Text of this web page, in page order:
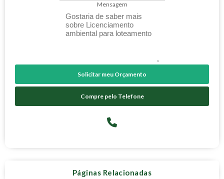
Mensagem
Solicitar meu Orçamento
Compre pelo Telefone
Páginas Relacionadas